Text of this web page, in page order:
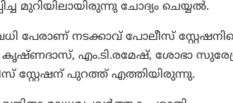
മുറിയിലായിരുന്നു ചോദ്യം ചെയ്യൽ.
പേരാണ് നടക്കാവ് പോലീസ്
എം.ടി.രമേഷ്, ശോഭാ
സ്റ്റേഷന് പുറത്ത് എത്തിയിരുന്നു.